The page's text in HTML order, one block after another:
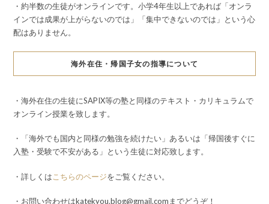
・約半数の生徒がオンラインです。小学4年生以上であれば「オンラ
インでは成果が上がらないのでは」「集中できないのでは」という心
配はありません。
海外在住・帰国子女の指導について
・海外在住の生徒にSAPIX等の塾と同様のテキスト・カリキュラムで
オンライン授業を致します。
・「海外でも国内と同様の勉強を続けたい」あるいは「帰国後すぐに
入塾・受験で不安がある」という生徒に対応致します。
・詳しくは こちらのページをご覧ください。
・お問い合わせはkatekyou.blog@gmail.comまでどうぞ！